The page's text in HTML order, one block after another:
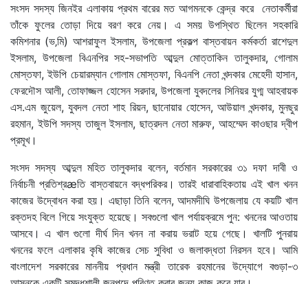
সংসদ সদস্য জিনইর এলাকায় প্রথম বারের মত আগমনকে কেন্দ্র করে নেতাকর্মীরা
তাঁকে ফুলের তোড়া দিয়ে বরণ করে নেয়। এ সময় উপস্থিত ছিলেন সহকারি
কমিশনার (ভ‚মি) আশরাফুল ইসলাম, উপজেলা প্রকল্প বাস্তবায়ন কর্মকর্তা রাশেদুল
ইসলাম, উপজেলা বিএনপির সহ-সভাপতি আব্দুল মোত্তাকিন তালুকদার, গোলাম
মোস্তফা, ইউপি চেয়ারম্যান গোলাম মোস্তফা, বিএনপি নেতা খন্দকার মেহেদী হাসান,
ফেরদৌস আলী, তোফাজ্জল হোসেন সরদার, উপজেলা যুবদলের সিনিয়র যুগ্ম আহবায়ক
এস.এম জুয়েল, যুবদল নেতা শাহ রিয়ন, ছানোয়ার হোসেন, আউয়াল খন্দকার, মুনছুর
রহমান, ইউপি সদস্য তাজুল ইসলাম, ছাত্রদল নেতা মারুফ, আহম্মেদ কাওছার দ্বীপ
প্রমূখ।
সংসদ সদস্য আব্দুল মহিত তালুকদার বলেন, বর্তমান সরকারের ৩১ দফা দাবী ও
নির্বাচনী প্রতিশ্রæতি বাস্তবায়নে বদ্ধপরিকর। তারই ধারাবাহিকতায় এই খাল খনন
কাজের উদ্বোধন করা হয়। এছাড়া তিনি বলেন, আদমদীঘি উপজেলায় যে কয়টি খাল
রক্তদহ বিলে গিয়ে সংযুক্ত হয়েছে। সবগুলো খাল পর্যায়ক্রমে পুন: খননের আওতায়
আসবে। এ খাল গুলো দীর্ঘ দিন খনন না করায় ভরাট হয়ে গেছে। খালটি পুনরায়
খননের ফলে এলাকার কৃষি কাজের সেচ সুবিধা ও জলাবদ্ধতা নিরসন হবে। আমি
বাংলাদেশ সরকারের মাননীয় প্রধান মন্ত্রী তারেক রহমানের উদ্যোগে বগুড়া-৩